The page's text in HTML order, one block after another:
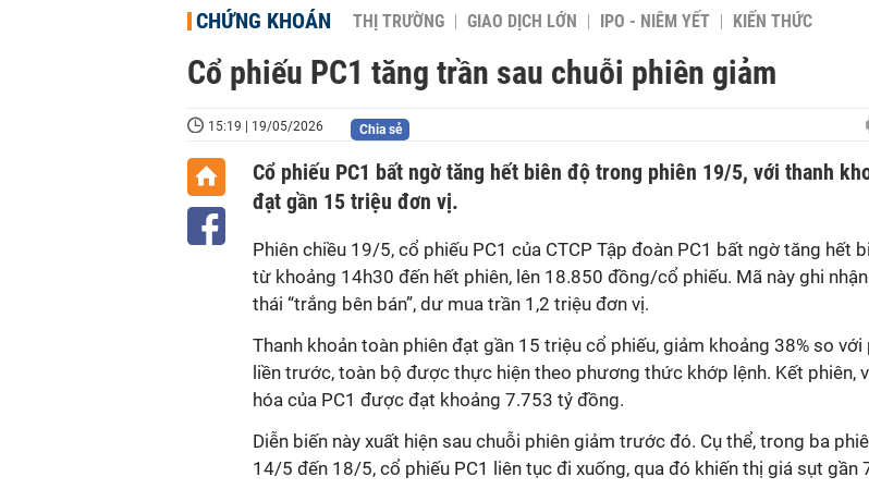
CHỨNG KHOÁN THỊ TRƯỜNG GIAO DỊCH LỚN IPO - NIÊM YẾT KIẾN THỨC
Cổ phiếu PC1 tăng trần sau chuỗi phiên giảm
15:19 | 19/05/2026 Chia sẻ
Cổ phiếu PC1 bất ngờ tăng hết biên độ trong phiên 19/5, với thanh
đạt gần 15 triệu đơn vị.
Phiên chiều 19/5, cổ phiếu PC1 của CTCP Tập đoàn PC1 bất ngờ tăng hết
từ khoảng 14h30 đến hết phiên, lên 18.850 đồng/cổ phiếu. Mã này ghi
thái “trắng bên bán”, dư mua trần 1,2 triệu đơn vị.
Thanh khoản toàn phiên đạt gần 15 triệu cổ phiếu, giảm khoảng 38% so với
liền trước, toàn bộ được thực hiện theo phương thức khớp lệnh. Kết phiên,
hóa của PC1 được đạt khoảng 7.753 tỷ đồng.
Diễn biến này xuất hiện sau chuỗi phiên giảm trước đó. Cụ thể, trong ba
14/5 đến 18/5, cổ phiếu PC1 liên tục đi xuống, qua đó khiến thị giá sụt gần